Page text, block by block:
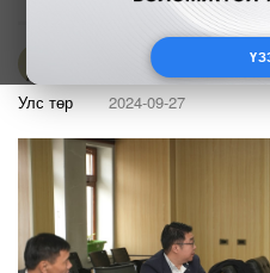
Улс төр 2024-09-27